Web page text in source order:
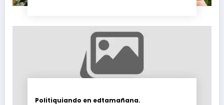
Politiquiando en edtamañana.